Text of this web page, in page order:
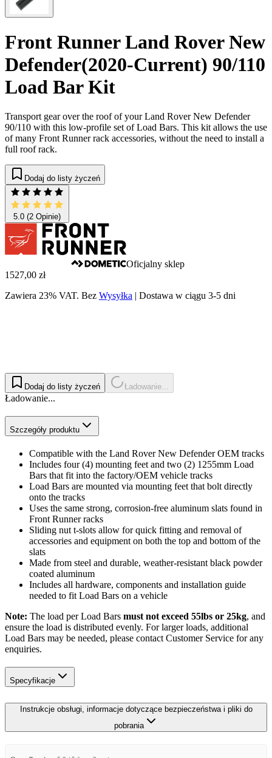
Front Runner Land Rover New
Defender(2020-Current) 90/110
Load Bar Kit
Transport gear over the roof of your Land Rover New Defender
90/110 with this low-profile set of Load Bars. This kit allows the use
of many Front Runner rack accessories, without the need to install a
full roof rack.
Dodaj do listy życzeń
5.0 (2 Opinie)
Oficjalny sklep
1527,00 zł
Zawiera 23% VAT. Bez Wysyłka | Dostawa w ciągu 3-5 dni
Dodaj do listy życzeń Ładowanie...
Ładowanie...
Szczegóły produktu
Compatible with the Land Rover New Defender OEM tracks
Includes four (4) mounting feet and two (2) 1255mm Load
Bars that fit into the factory/OEM vehicle tracks
Load Bars are mounted via mounting feet that bolt directly
onto the tracks
Uses the same strong, corrosion-free aluminum slats found in
Front Runner racks
Sliding nut t-slots allow for quick fitting and removal of
accessories and equipment on both the top and bottom of the
slats
Made from steel and durable, weather-resistant black powder
coated aluminum
Includes all hardware, components and installation guide
needed to fit Load Bars on a vehicle
Note: The load per Load Bars must not exceed 55lbs or 25kg, and
ensure the load is distributed evenly. For larger loads, additional
Load Bars may be needed, please contact Customer Service for any
enquiries.
Specyfikacje
Instrukcje obsługi, informacje dotyczące bezpieczeństwa i pliki do
pobrania